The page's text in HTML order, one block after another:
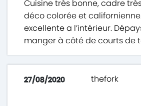
Cuisine très bonne, cadre
déco colorée et
excellente a l’intérieur.
manger à côté de courts de
27/08/2020 thefork